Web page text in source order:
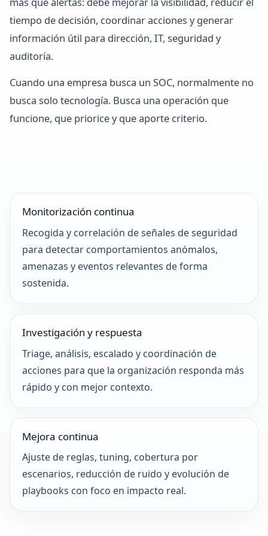
tiempo de decisión, coordinar acciones y generar
información útil para dirección, IT, seguridad y
auditoría.
Cuando una empresa busca un SOC, normalmente no
busca solo tecnología. Busca una operación que
funcione, que priorice y que aporte criterio.
Monitorización continua
Recogida y correlación de señales de seguridad
para detectar comportamientos anómalos,
amenazas y eventos relevantes de forma
sostenida.
Investigación y respuesta
Triage, análisis, escalado y coordinación de
acciones para que la organización responda más
rápido y con mejor contexto.
Mejora continua
Ajuste de reglas, tuning, cobertura por
escenarios, reducción de ruido y evolución de
playbooks con foco en impacto real.